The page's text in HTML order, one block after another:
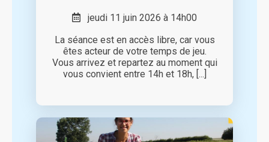
jeudi 11 juin 2026 à 14h00
La séance est en accès libre, car vous
êtes acteur de votre temps de jeu.
Vous arrivez et repartez au moment qui
vous convient entre 14h et 18h, [...]